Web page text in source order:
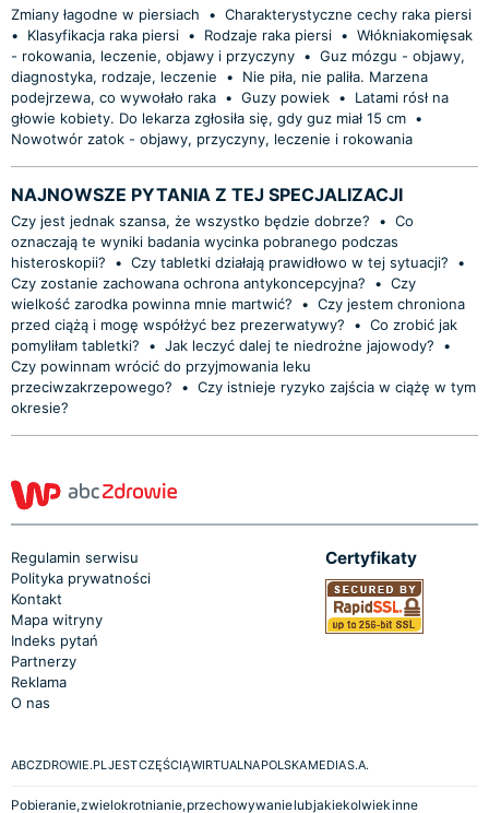
Zmiany łagodne w piersiach • Charakterystyczne cechy raka piersi
•
Klasyfikacja raka piersi • Rodzaje raka piersi • Włókniakomięsak
- rokowania, leczenie, objawy i przyczyny • Guz mózgu - objawy,
diagnostyka, rodzaje, leczenie
•
Nie piła, nie paliła. Marzena
podejrzewa, co wywołało raka • Guzy powiek •
Latami rósł na
głowie kobiety. Do lekarza zgłosiła się, gdy guz miał 15 cm •
Nowotwór zatok - objawy, przyczyny, leczenie i rokowania
NAJNOWSZE PYTANIA Z TEJ SPECJALIZACJI
Czy jest jednak szansa, że wszystko będzie dobrze? • Co
oznaczają te wyniki badania wycinka pobranego podczas
histeroskopii?
• Czy tabletki działają prawidłowo w tej sytuacji?
•
Czy zostanie zachowana ochrona antykoncepcyjna?
• Czy
wielkość zarodka powinna mnie martwić?
• Czy jestem chroniona
przed ciążą i mogę współżyć bez prezerwatywy?
• Co zrobić jak
pomyliłam tabletki?
• Jak leczyć dalej te niedrożne jajowody?
•
Czy powinnam wrócić do przyjmowania leku
przeciwzakrzepowego?
• Czy istnieje ryzyko zajścia w ciążę w tym
okresie?
Regulamin serwisu
Polityka prywatności
Kontakt
Mapa witryny
Indeks pytań
Partnerzy
Reklama
O nas
Certyfikaty
ABCZDROWIE.PL JEST CZĘŚCIĄ WIRTUALNA POLSKA MEDIA S.A.
Pobieranie, zwielokrotnianie, przechowywanie lub jakiekolwiek inne